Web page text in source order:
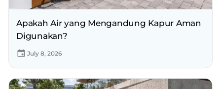
Apakah Air yang Mengandung Kapur Aman
Digunakan?
July 8, 2026